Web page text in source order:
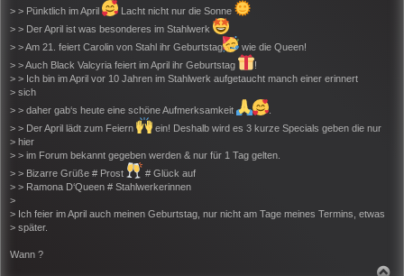
> > Pünktlich im April
Lacht nicht nur die Sonne
> > Der April ist was besonderes im Stahlwerk
> > Am 21. feiert Carolin von Stahl ihr Geburtstag
wie die Queen!
> > Auch Black Valcyria feiert im April ihr Geburtstag
!
> > Ich bin im April vor 10 Jahren im Stahlwerk aufgetaucht manch einer erinnert
> sich
> > daher gab‘s heute eine schöne Aufmerksamkeit
> > Der April lädt zum Feiern
ein! Deshalb wird es 3 kurze Specials geben die nur
> hier
> > im Forum bekannt gegeben werden & nur für 1 Tag gelten.
> > Bizarre Grüße # Prost
# Glück auf
> > Ramona D‘Queen # Stahlwerkerinnen
>
> Ich feier im April auch meinen Geburtstag, nur nicht am Tage meines Termins, etwas
> später.
Wann ?